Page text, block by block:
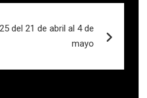
del 21 de abril al 4 de
mayo